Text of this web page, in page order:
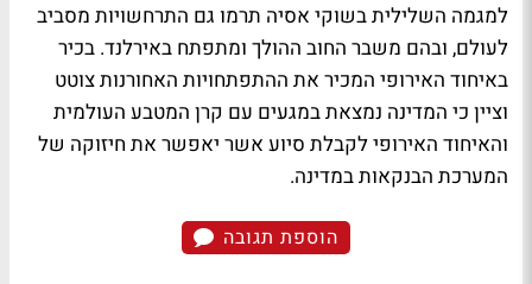
למגמה השלילית בשוקי אסיה תרמו גם התרחשויות מסביב
לעולם, ובהם משבר החוב ההולך ומתפתח באירלנד. בכיר
באיחוד האירופי המכיר את ההתפתחויות האחורנות צוטט
וציין כי המדינה נמצאת במגעים עם קרן המטבע העולמית
והאיחוד האירופי לקבלת סיוע אשר יאפשר את חיזוקה של
המערכת הבנקאות במדינה.
הוספת תגובה